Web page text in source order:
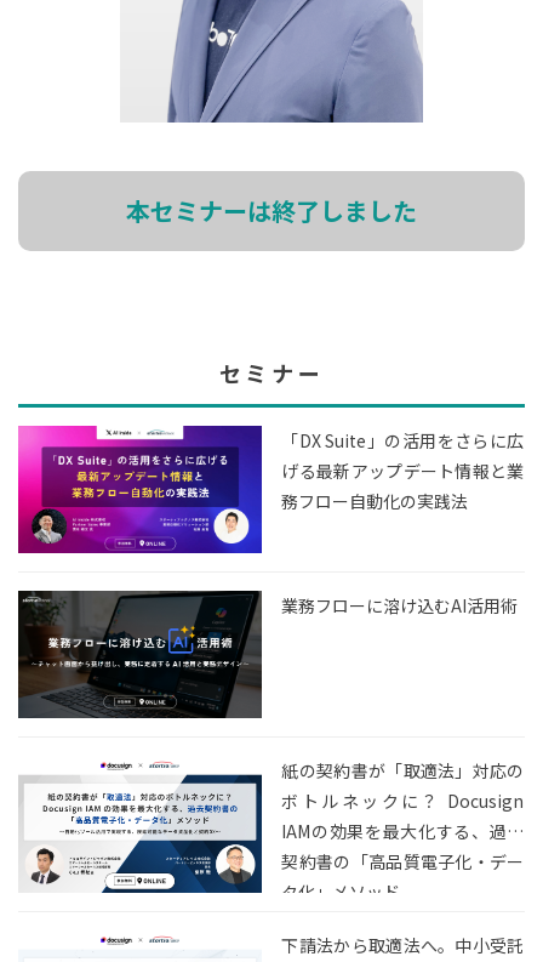
本セミナーは終了しました
セミナー
「DX Suite」の活用をさらに広
げる最新アップデート情報と業
務フロー自動化の実践法
業務フローに溶け込むAI活用術
紙の契約書が「取適法」対応の
ボトルネックに？ Docusign
IAMの効果を最大化する、過去
契約書の「高品質電子化・デー
タ化」メソッド
下請法から取適法へ。中小受託